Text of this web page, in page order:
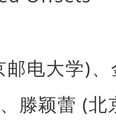
电大学)
滕颖蕾 (